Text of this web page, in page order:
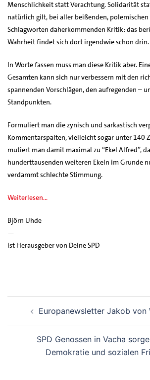
Menschlichkeit statt Verachtung. Solidarität
natürlich gilt, bei aller beißenden,
Schlagworten daherkommenden Kritik: das
Wahrheit findet sich dort irgendwie schon drin.
In Worte fassen muss man diese Kritik aber.
Gesamten kann sich nur verbessern mit den
spannenden Vorschlägen, den aufregenden –
Standpunkten.
Formuliert man die zynisch und sarkastisch
Kommentarspalten, vielleicht sogar unter 140
mutiert man damit maximal zu “Ekel Alfred”,
hunderttausenden weiteren Ekeln im Grunde
verdammt schlechte Stimmung.
Weiterlesen…
Björn Uhde
—
ist Herausgeber von Deine SPD
NavigationEuropanewsletter Jakob von
SPD Genossen in Vacha
Demokratie und sozialen